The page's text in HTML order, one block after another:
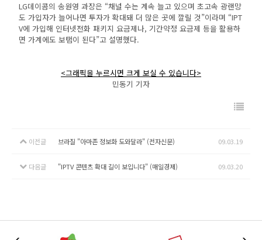
LG데이콤의 송원영 과장은 “채널 수는 계속 늘고 있으며 초고속 광랜망
도 가입자가 늘어나면 투자가 확대돼 더 많은 곳에 깔릴 것”이라며 “IPT
V에 가입해 인터넷전화 패키지 요금제나, 기간약정 요금제 등을 활용하
면 가계에도 보탬이 된다”고 설명했다.
<그래픽을 누르시면 크게 보실 수 있습니다>
민동기 기자
이전글 브라질 "아마존 정보화 도와달라" (전자신문) 09.03.19
다음글 "IPTV 콘텐츠 확대 길이 보입니다" (매일경제) 09.03.20